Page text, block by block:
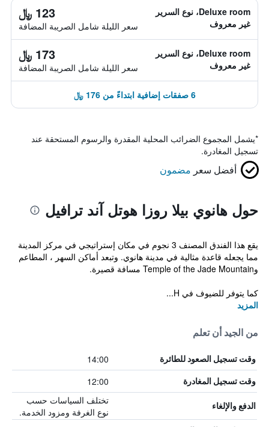
Deluxe room، نوع السرير
غير معروف
123 ﷼
سعر الليلة شامل الصريبة المضافة
Deluxe room، نوع السرير
غير معروف
173 ﷼
سعر الليلة شامل الصريبة المضافة
6 صفقات إضافية ابتداءً من 176 ﷼
*يشمل المجموع الضرائب المحلية المقدرة والرسوم المستحقة عند
تسجيل المغادرة.
أفضل سعر مضمون
حول هانوي بيلا روزا هوتل آند ترافيل
يقع هذا الفندق المصنف 3 نجوم في مكان إستراتيجي في مركز المدينة
مما يجعله قاعدة مثالية في مدينة هانوي. وتبعد أماكن السهر ، المطاعم
وTemple of the Jade Mountain مسافة قصيرة.
كما يتوفر للضيوف في H...
المزيد
من الجيد أن تعلم
وقت تسجيل الصعود للطائرة 14:00
وقت تسجيل المغادرة 12:00
الدفع والإلغاء
تختلف السياسات حسب
نوع الغرفة ومزود الخدمة.